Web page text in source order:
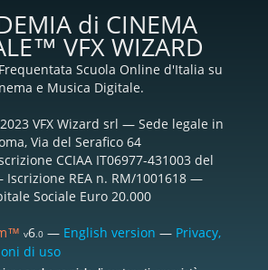
di CINEMA
VFX WIZARD
Scuola Online d'Italia su
e Musica Digitale.
VFX Wizard srl — Sede legale in
Via del Serafico 64
CCIAA IT06977-431003 del
REA n. RM/1001618 —
Sociale Euro 20.000
v6.0— English version — Privacy,
di uso